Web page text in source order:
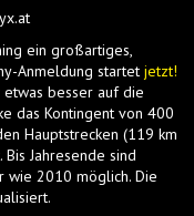
ein großartiges,
Anmeldung startet jetzt!
etwas besser auf die
das Kontingent von 400
Hauptstrecken (119 km
Jahresende sind
wie 2010 möglich. Die